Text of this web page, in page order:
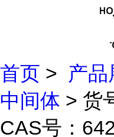
首页 > 产品
中间体 > 货
CAS号：